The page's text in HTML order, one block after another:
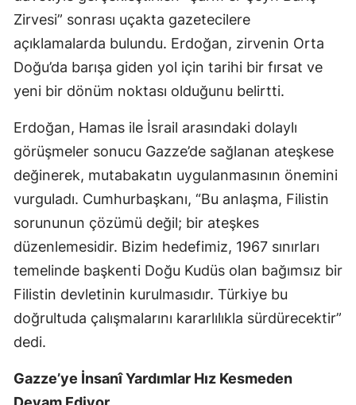
Gümüşhane
Hakkari
Mersin
İstanbul
İzmir
Kars
Kastamonu
Zirvesi” sonrası uçakta gazetecilere
açıklamalarda bulundu. Erdoğan, zirvenin Orta
Doğu’da barışa giden yol için tarihi bir fırsat ve
yeni bir dönüm noktası olduğunu belirtti.
Erdoğan, Hamas ile İsrail arasındaki dolaylı
görüşmeler sonucu Gazze’de sağlanan ateşkese
değinerek, mutabakatın uygulanmasının önemini
vurguladı. Cumhurbaşkanı, “Bu anlaşma, Filistin
sorununun çözümü değil; bir ateşkes
düzenlemesidir. Bizim hedefimiz, 1967 sınırları
temelinde başkenti Doğu Kudüs olan bağımsız bir
Filistin devletinin kurulmasıdır. Türkiye bu
doğrultuda çalışmalarını kararlılıkla sürdürecektir”
dedi.
Gazze’ye İnsanî Yardımlar Hız Kesmeden